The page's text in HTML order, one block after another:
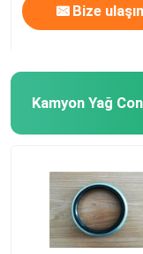
Bize ulaşın
Kamyon Yağ